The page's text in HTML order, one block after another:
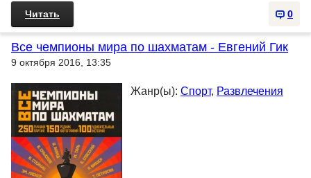
0
Читать
Все чемпионы мира по шахматам - Евгений Гик
9 октября 2016, 13:35
Жанр(ы): Спорт, Развлечения